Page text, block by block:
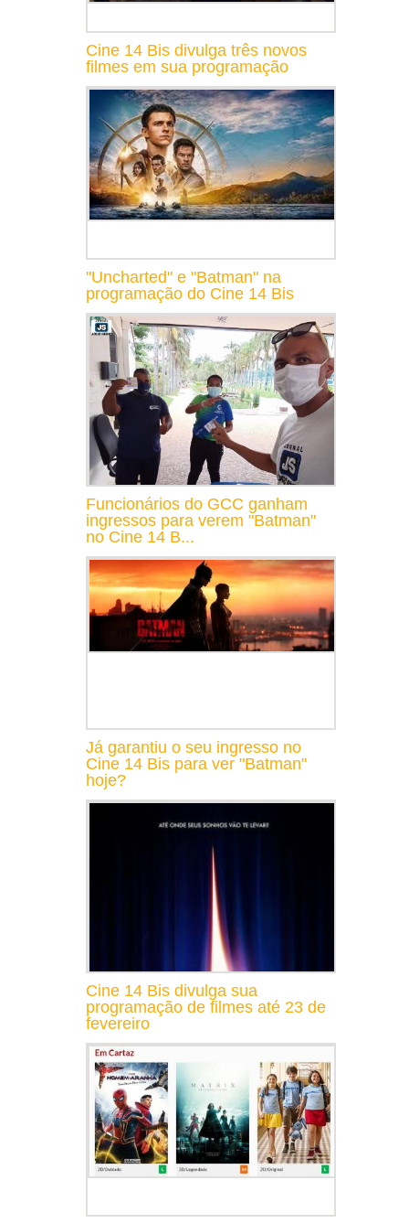
Cine 14 Bis divulga três novos
filmes em sua programação
"Uncharted" e "Batman" na
programação do Cine 14 Bis
Funcionários do GCC ganham
ingressos para verem "Batman"
no Cine 14 B...
Já garantiu o seu ingresso no
Cine 14 Bis para ver "Batman"
hoje?
Cine 14 Bis divulga sua
programação de filmes até 23 de
fevereiro